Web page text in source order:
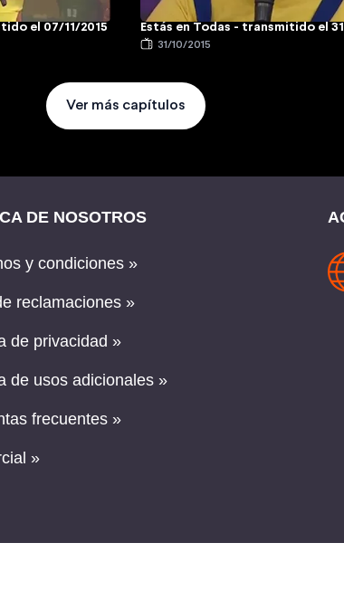
el 07/11/2015 Estás en Todas - transmitido el
31/10/2015
Ver más capítulos
DE NOSOTROS
y condiciones »
reclamaciones »
de privacidad »
de usos adicionales »
frecuentes »
»